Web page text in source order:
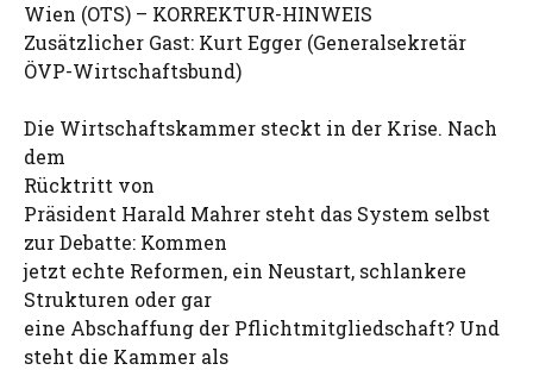
Wien (OTS) – KORREKTUR-HINWEIS
Zusätzlicher Gast: Kurt Egger (Generalsekretär
ÖVP-Wirtschaftsbund)
Die Wirtschaftskammer steckt in der Krise. Nach
dem
Rücktritt von
Präsident Harald Mahrer steht das System selbst
zur Debatte: Kommen
jetzt echte Reformen, ein Neustart, schlankere
Strukturen oder gar
eine Abschaffung der Pflichtmitgliedschaft? Und
steht die Kammer als